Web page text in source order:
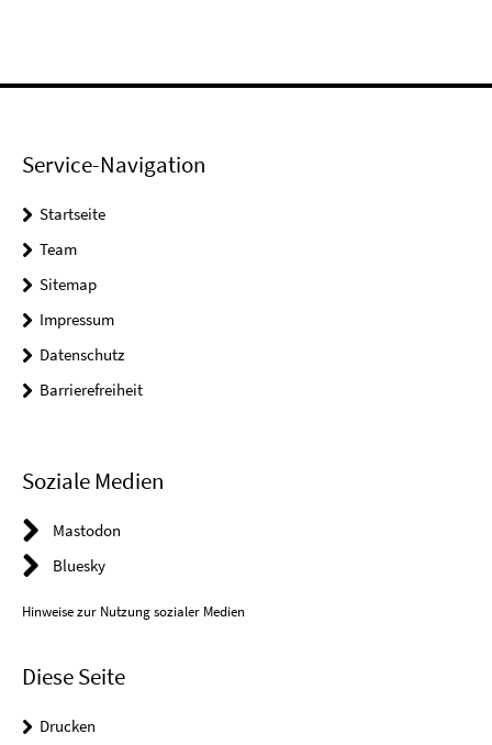
Service-Navigation
Startseite
Team
Sitemap
Impressum
Datenschutz
Barrierefreiheit
Soziale Medien
Mastodon
Bluesky
Hinweise zur Nutzung sozialer Medien
Diese Seite
Drucken